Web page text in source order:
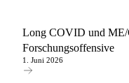
Long COVID und
Forschungsoffensive
1. Juni 2026